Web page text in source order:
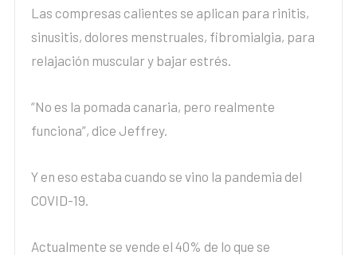
Las compresas calientes se aplican para rinitis,
sinusitis, dolores menstruales, fibromialgia, para
relajación muscular y bajar estrés.
“No es la pomada canaria, pero realmente
funciona”, dice Jeffrey.
Y en eso estaba cuando se vino la pandemia del
COVID-19.
Actualmente se vende el 40% de lo que se